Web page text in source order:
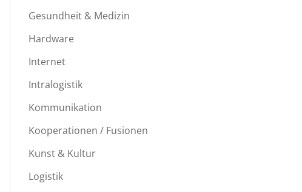
Gesundheit & Medizin
Hardware
Internet
Intralogistik
Kommunikation
Kooperationen / Fusionen
Kunst & Kultur
Logistik